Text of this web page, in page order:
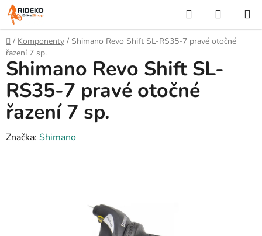
Přejít
na
obsah
Hledat
KOŠÍK
Domů
/ Komponenty / Shimano Revo Shift SL-RS35-7 pravé otočné
řazení 7 sp.
Shimano Revo Shift SL-
RS35-7 pravé otočné
řazení 7 sp.
Značka: Shimano